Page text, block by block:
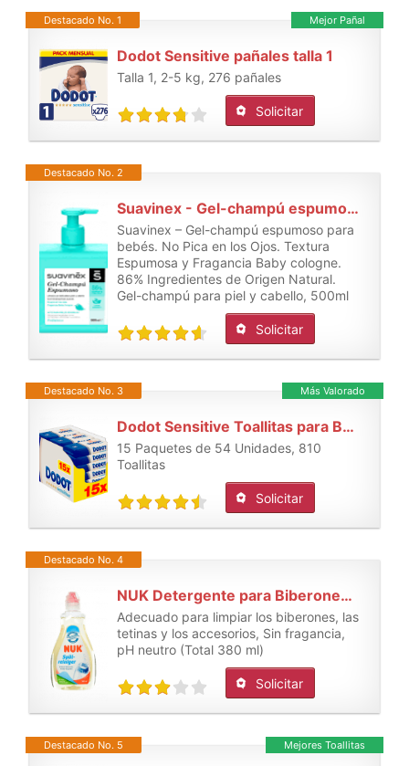
Destacado No. 1 Mejor Pañal
Dodot Sensitive pañales talla 1
Talla 1, 2-5 kg, 276 pañales
Solicitar
Destacado No. 2
Suavinex - Gel-champú espumoso para bebés
Suavinex – Gel-champú espumoso para
bebés. No Pica en los Ojos. Textura
Espumosa y Fragancia Baby cologne.
86% Ingredientes de Origen Natural.
Gel-champú para piel y cabello, 500ml
Solicitar
Destacado No. 3 Más Valorado
Dodot Sensitive Toallitas para Bebé
15 Paquetes de 54 Unidades, 810
Toallitas
Solicitar
Destacado No. 4
NUK Detergente para Biberones 380ml
Adecuado para limpiar los biberones, las
tetinas y los accesorios, Sin fragancia,
pH neutro (Total 380 ml)
Solicitar
Destacado No. 5 Mejores Toallitas